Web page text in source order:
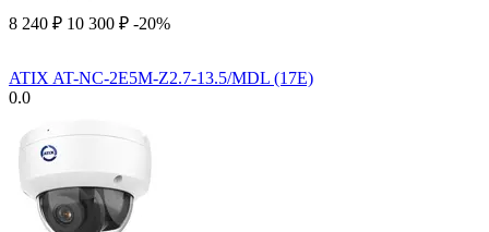
8 240 ₽ 10 300 ₽ -20%
ATIX AT-NC-2E5M-Z2.7-13.5/MDL (17E)
0.0